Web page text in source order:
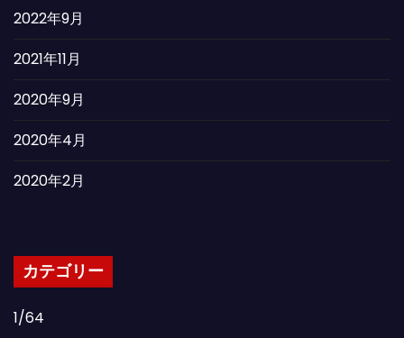
2022年9月
2021年11月
2020年9月
2020年4月
2020年2月
カテゴリー
1/64